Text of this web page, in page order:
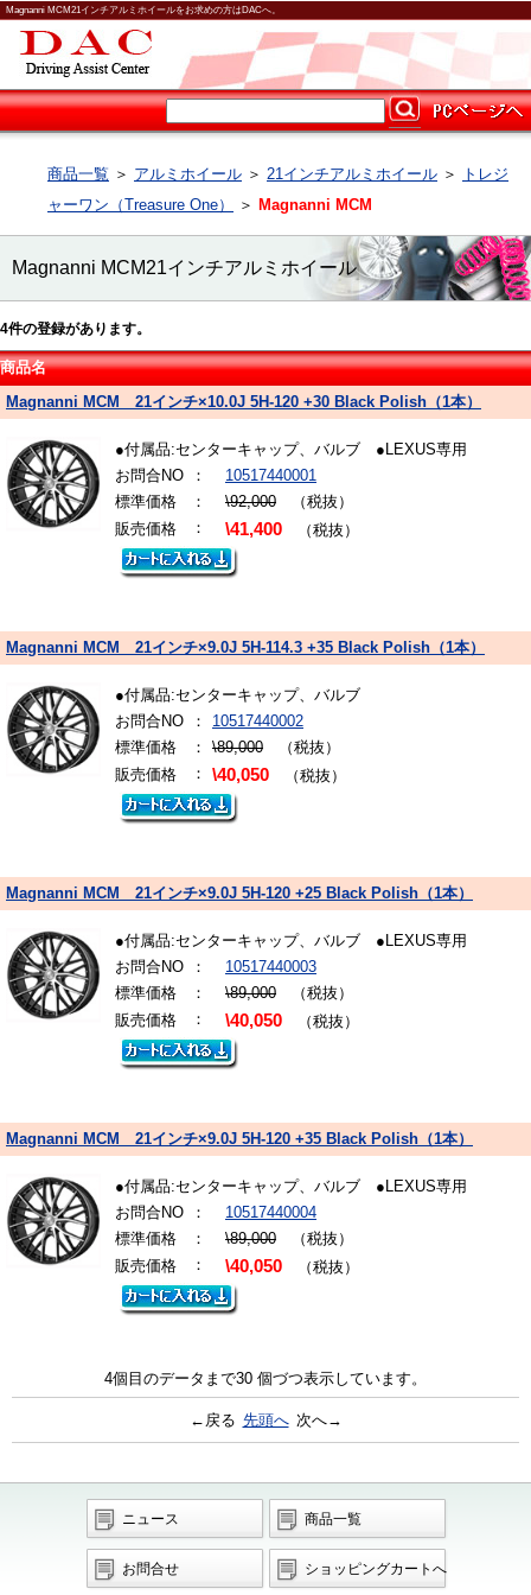
Magnanni MCM21インチアルミホイールをお求めの方はDACへ。
商品一覧 ＞ アルミホイール ＞ 21インチアルミホイール ＞
トレジ
ャーワン（Treasure One）
＞ Magnanni MCM
Magnanni MCM21インチアルミホイール
4件の登録があります。
商品名
Magnanni MCM 21インチ×10.0J 5H-120 +30 Black Polish（1本）
●付属品:センターキャップ、バルブ ●LEXUS専用
お問合NO
：
10517440001
標準価格
： \92,000 （税抜）
販売価格
： \41,400 （税抜）
Magnanni MCM 21インチ×9.0J 5H-114.3 +35 Black Polish（1本）
●付属品:センターキャップ、バルブ
お問合NO
：
10517440002
標準価格
： \89,000 （税抜）
販売価格
： \40,050 （税抜）
Magnanni MCM 21インチ×9.0J 5H-120 +25 Black Polish（1本）
●付属品:センターキャップ、バルブ ●LEXUS専用
お問合NO
：
10517440003
標準価格
： \89,000 （税抜）
販売価格
： \40,050 （税抜）
Magnanni MCM 21インチ×9.0J 5H-120 +35 Black Polish（1本）
●付属品:センターキャップ、バルブ ●LEXUS専用
お問合NO
：
10517440004
標準価格
： \89,000 （税抜）
販売価格
： \40,050 （税抜）
4個目のデータまで30 個づつ表示しています。
←戻る 先頭へ 次へ→
ニュース 商品一覧
お問合せ ショッピングカートへ